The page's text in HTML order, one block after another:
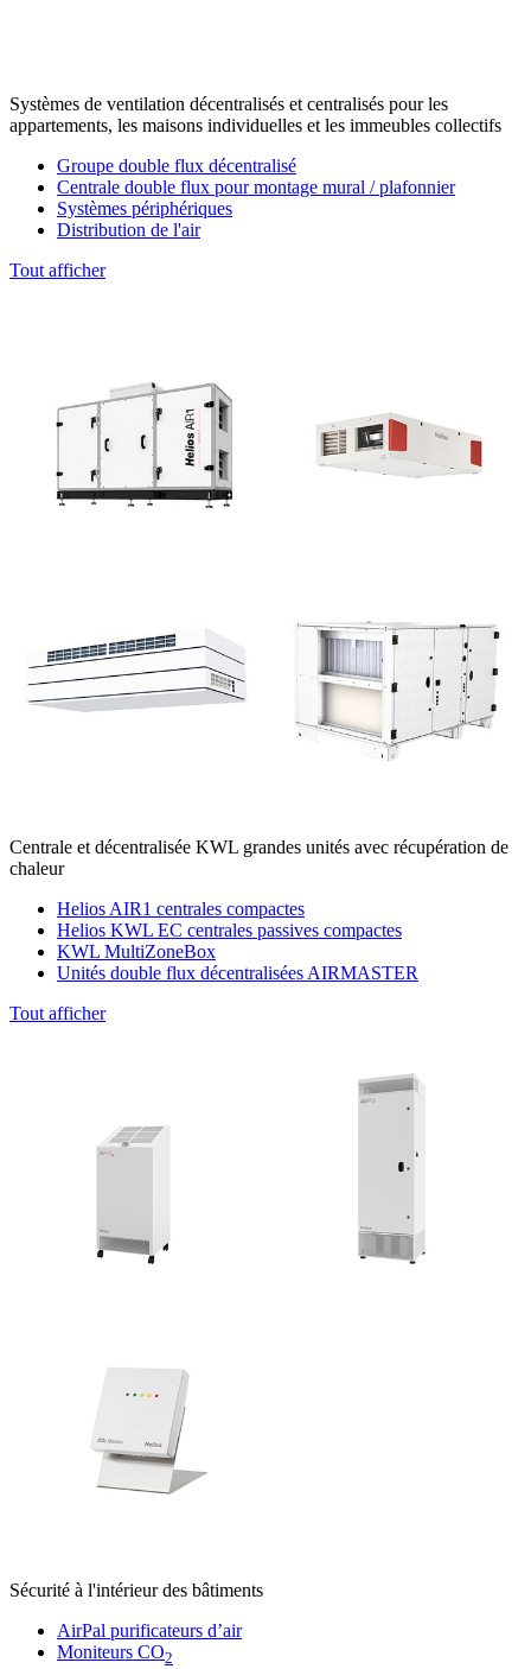
Systèmes de ventilation décentralisés et centralisés pour les
appartements, les maisons individuelles et les immeubles collectifs
Groupe double flux décentralisé
Centrale double flux pour montage mural / plafonnier
Systèmes périphériques
Distribution de l'air
Tout afficher
Centrale et décentralisée KWL grandes unités avec récupération de
chaleur
Helios AIR1 centrales compactes
Helios KWL EC centrales passives compactes
KWL MultiZoneBox
Unités double flux décentralisées AIRMASTER
Tout afficher
Sécurité à l'intérieur des bâtiments
AirPal purificateurs d’air
Moniteurs CO2